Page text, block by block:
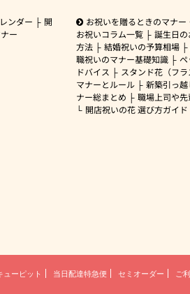
ンダー
開
ー
お祝いを贈るときのマナー
お祝いコラム一覧
誕生日
方法
結婚祝いの予算相場
職祝いのマナー基礎知識
ペ
ドバイス
スタンド花（フ
マナーとルール
新築引っ
ナー総まとめ
職場上司や
開店祝いの花 選び方ガイド
ューピット 当日配達特急便 セミオーダー ご